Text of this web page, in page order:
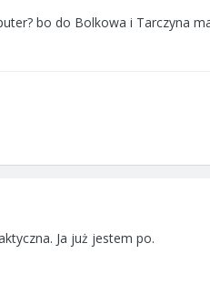
bo do Bolkowa i Tarczyna
Ja już jestem po.